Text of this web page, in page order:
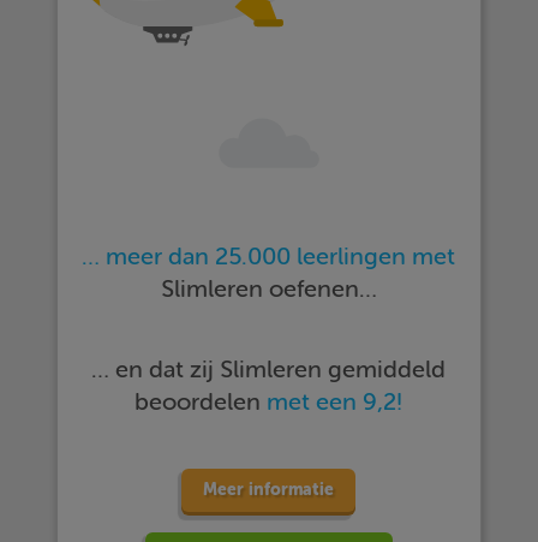
… meer dan 25.000 leerlingen met
Slimleren oefenen…
… en dat zij Slimleren gemiddeld
beoordelen met een 9,2!
Meer informatie